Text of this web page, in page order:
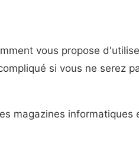
vous propose
si vous ne serez
magazines informatiques